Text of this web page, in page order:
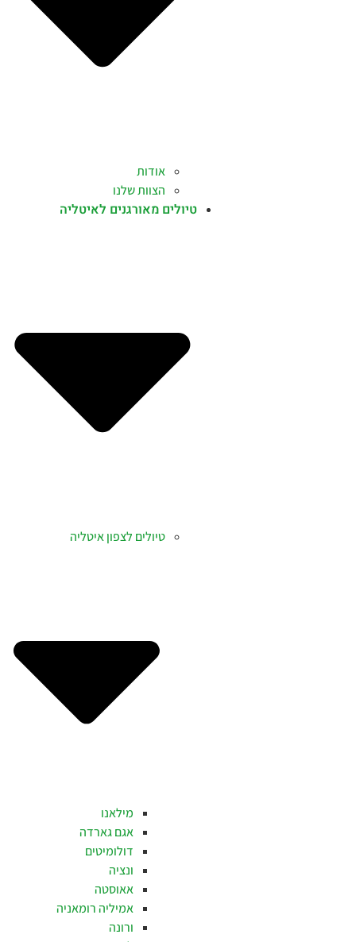
אודות
הצוות שלנו
טיולים מאורגנים לאיטליה
טיולים לצפון איטליה
מילאנו
אגם גארדה
דולומיטים
ונציה
אאוסטה
אמיליה רומאניה
ורונה